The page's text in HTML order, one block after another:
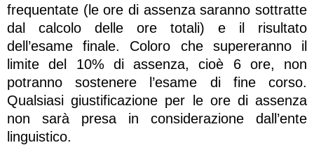
frequentate (le ore di assenza saranno sottratte
dal calcolo delle ore totali) e il risultato
dell’esame finale. Coloro che supereranno il
limite del 10% di assenza, cioè 6 ore, non
potranno sostenere l’esame di fine corso.
Qualsiasi giustificazione per le ore di assenza
non sarà presa in considerazione dall’ente
linguistico.